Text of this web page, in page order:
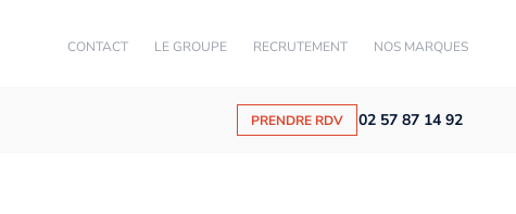
CONTACT LE GROUPE RECRUTEMENT NOS MARQUES
PRENDRE RDV 02 57 87 14 92